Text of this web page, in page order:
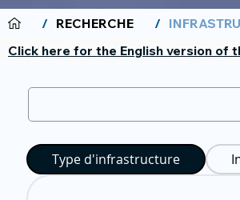
/ RECHERCHE /
Click here for the English version of
Type d'infrastructure